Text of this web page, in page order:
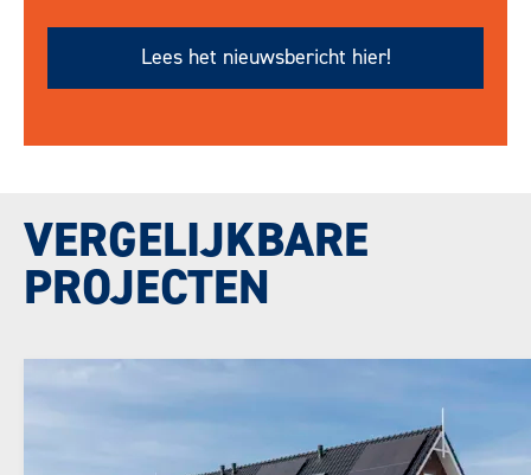
Lees het nieuwsbericht hier!
VERGELIJKBARE
PROJECTEN